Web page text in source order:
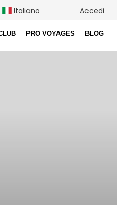
PRO VOYAGES BLOG
Italiano Accedi